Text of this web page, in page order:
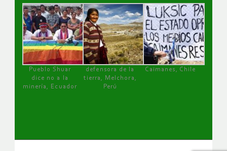
Pueblo Shuar
dice no a la
minería, Ecuador
defensora de la
tierra, Melchora,
Perú
Caimanes, Chile